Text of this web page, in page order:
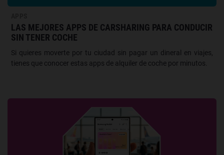
LAS MEJORES APPS DE CARSHARING PARA CONDUCIR
SIN TENER COCHE
Si quieres moverte por tu ciudad sin pagar un dineral en viajes,
tienes que conocer estas apps de alquiler de coche por minutos.